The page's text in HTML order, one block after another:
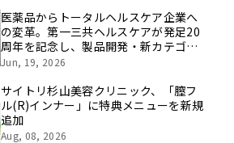
医薬品からトータルヘルスケア企業へ
の変革。第一三共ヘルスケアが発足20
周年を記念し、製品開発・新カテゴリ
挑戦の舞台や旧社統合時のエピソード
像を公開！
Jun, 19, 2026
サイトリ杉山美容クリニック、「膣フ
ル(R)インナー」に特典メニューを新規
追加
Aug, 08, 2026